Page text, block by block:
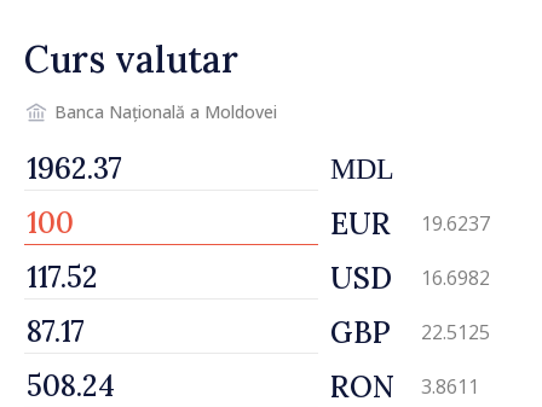
Curs valutar
Banca Națională a Moldovei
MDL
EUR 19.6237
USD 16.6982
GBP 22.5125
RON 3.8611